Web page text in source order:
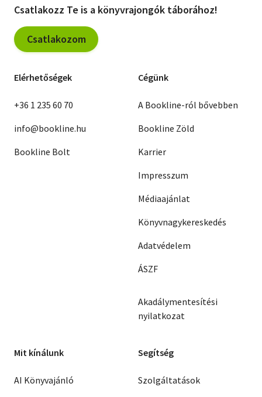
Csatlakozz Te is a könyvrajongók táborához!
Csatlakozom
Elérhetőségek
+36 1 235 60 70
info@bookline.hu
Bookline Bolt
Cégünk
A Bookline-ról bővebben
Bookline Zöld
Karrier
Impresszum
Médiaajánlat
Könyvnagykereskedés
Adatvédelem
ÁSZF
Akadálymentesítési
nyilatkozat
Mit kínálunk
AI Könyvajánló
Segítség
Szolgáltatások